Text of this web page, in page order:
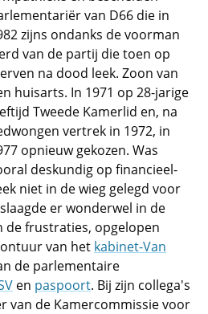
van D66 die in
zijns ondanks de voorman
van de partij die toen op
na dood leek. Zoon van
huisarts. In 1971 op 28-jarige
Tweede Kamerlid en, na
vertrek in 1972, in
opnieuw gekozen. Was
deskundig op financieel-
niet in de wieg gelegd voor
er wonderwel in de
de frustraties, opgelopen
van het kabinet-Van
de parlementaire
en paspoort. Bij zijn collega's
van de Kamercommissie voor